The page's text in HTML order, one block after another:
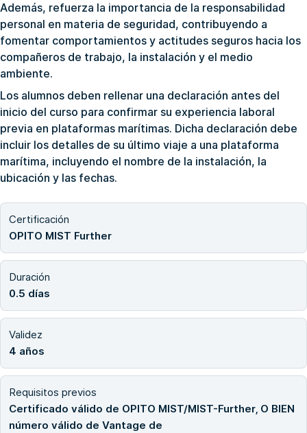
Además, refuerza la importancia de la responsabilidad
personal en materia de seguridad, contribuyendo a
fomentar comportamientos y actitudes seguros hacia los
compañeros de trabajo, la instalación y el medio
ambiente.
Los alumnos deben rellenar una declaración antes del
inicio del curso para confirmar su experiencia laboral
previa en plataformas marítimas. Dicha declaración debe
incluir los detalles de su último viaje a una plataforma
marítima, incluyendo el nombre de la instalación, la
ubicación y las fechas.
Certificación
OPITO MIST Further
Duración
0.5 días
Validez
4 años
Requisitos previos
Certificado válido de OPITO MIST/MIST-Further, O BIEN
número válido de Vantage de